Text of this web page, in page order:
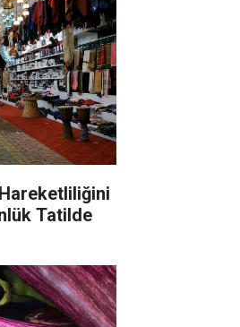
Tatilde